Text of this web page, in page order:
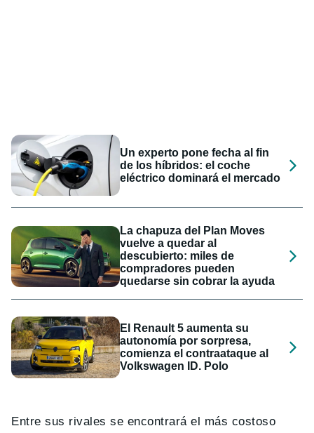
Un experto pone fecha al fin
de los híbridos: el coche
eléctrico dominará el mercado
La chapuza del Plan Moves
vuelve a quedar al
descubierto: miles de
compradores pueden
quedarse sin cobrar la ayuda
El Renault 5 aumenta su
autonomía por sorpresa,
comienza el contraataque al
Volkswagen ID. Polo
Entre sus rivales se encontrará el más costoso